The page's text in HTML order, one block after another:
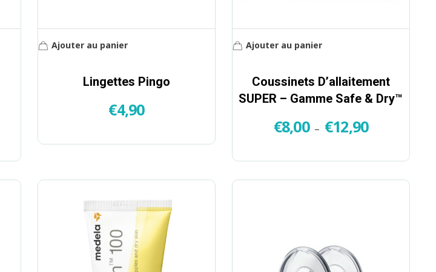
Lingettes Pingo
€4,90
Ajouter au panier
Coussinets D’allaitement
SUPER – Gamme Safe & Dry™
€8,00 – €12,90
Ajouter au panier